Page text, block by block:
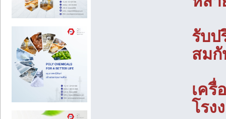
รับป
สมกั
เครื่
โรง